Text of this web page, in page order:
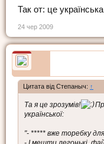
Так от: це
24 чер 2009
Цитата від Степаныч: ↑
Та я це зрозумів!
української:
"- ***** вже торебку